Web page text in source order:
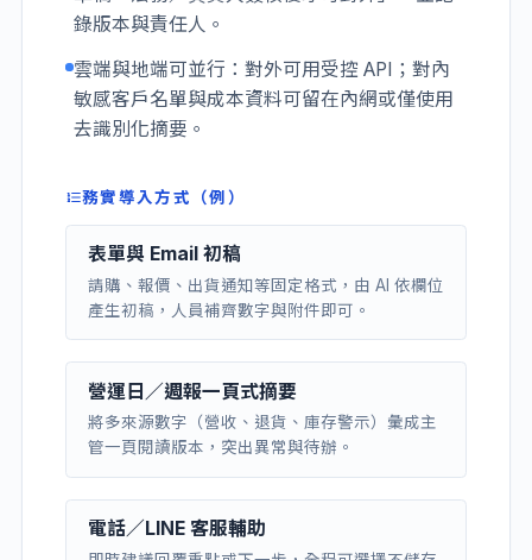
錄版本與責任人。
雲端與地端可並行：對外可用受控 API；對內
敏感客戶名單與成本資料可留在內網或僅使用
去識別化摘要。
務實導入方式（例）
表單與 Email 初稿
請購、報價、出貨通知等固定格式，由 AI 依欄位
產生初稿，人員補齊數字與附件即可。
營運日／週報一頁式摘要
將多來源數字（營收、退貨、庫存警示）彙成主
管一頁閱讀版本，突出異常與待辦。
電話／LINE 客服輔助